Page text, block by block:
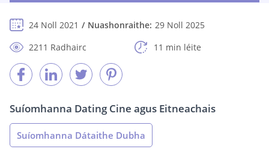
24 Noll 2021 Nuashonraithe: 29 Noll 2025
2211 Radhairc
11 min léite
Suíomhanna Dating Cine agus Eitneachais
Suíomhanna Dátaithe Dubha